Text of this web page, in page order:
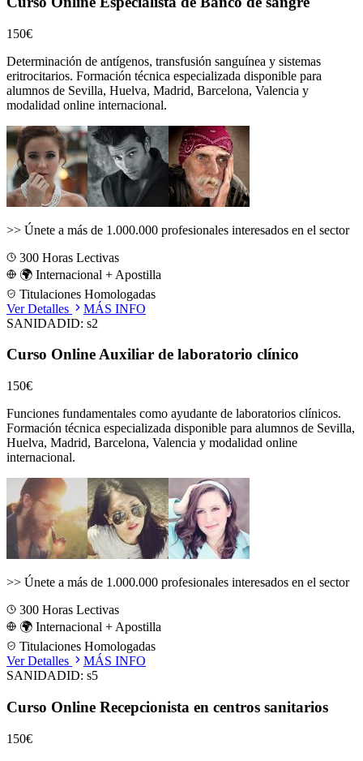
150€
Determinación de antígenos, transfusión sanguínea y sistemas
eritrocitarios. Formación técnica especializada disponible para
alumnos de Sevilla, Huelva, Madrid, Barcelona, Valencia y
modalidad online internacional.
>> Únete a más de 1.000.000 profesionales interesados en el sector
300 Horas Lectivas
🌍 Internacional + Apostilla
Titulaciones Homologadas
Ver Detalles
MÁS INFO
SANIDADID: s2
Curso Online Auxiliar de laboratorio clínico
150€
Funciones fundamentales como ayudante de laboratorios clínicos.
Formación técnica especializada disponible para alumnos de Sevilla,
Huelva, Madrid, Barcelona, Valencia y modalidad online
internacional.
>> Únete a más de 1.000.000 profesionales interesados en el sector
300 Horas Lectivas
🌍 Internacional + Apostilla
Titulaciones Homologadas
Ver Detalles
MÁS INFO
SANIDADID: s5
Curso Online Recepcionista en centros sanitarios
150€